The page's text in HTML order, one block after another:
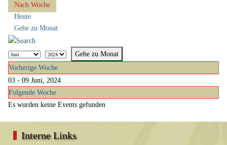
Nach Woche
Heute
Gehe zu Monat
Gehe zu Monat
Vorherige Woche
03 - 09 Juni, 2024
Folgende Woche
Es wurden keine Events gefunden
Interne Links